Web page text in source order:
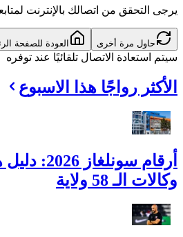
يرجى التحقق من اتصالك بالإنترنت
حاول مرة أخرى العودة للصفحة
سيتم استعادة الاتصال تلقائيًا عند توفره
الأكثر رواجًا هذا الاسبوع
أرقام
وكالات الـ 58 ولاية